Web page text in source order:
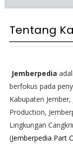
Tentang
Jemberpedia
berfokus pada
Kabupaten
Production,
Lingkungan
(Jemberpedia Part